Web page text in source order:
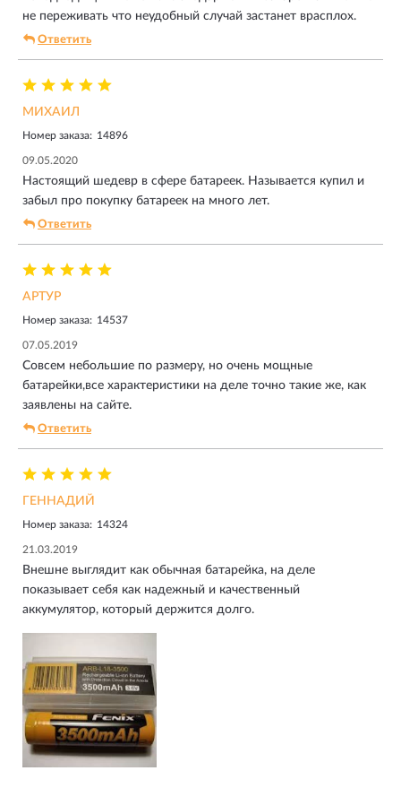
не переживать что неудобный случай застанет врасплох.
Ответить
МИХАИЛ
Номер заказа: 14896
09.05.2020
Настоящий шедевр в сфере батареек. Называется купил и
забыл про покупку батареек на много лет.
Ответить
АРТУР
Номер заказа: 14537
07.05.2019
Совсем небольшие по размеру, но очень мощные
батарейки,все характеристики на деле точно такие же, как
заявлены на сайте.
Ответить
ГЕННАДИЙ
Номер заказа: 14324
21.03.2019
Внешне выглядит как обычная батарейка, на деле
показывает себя как надежный и качественный
аккумулятор, который держится долго.